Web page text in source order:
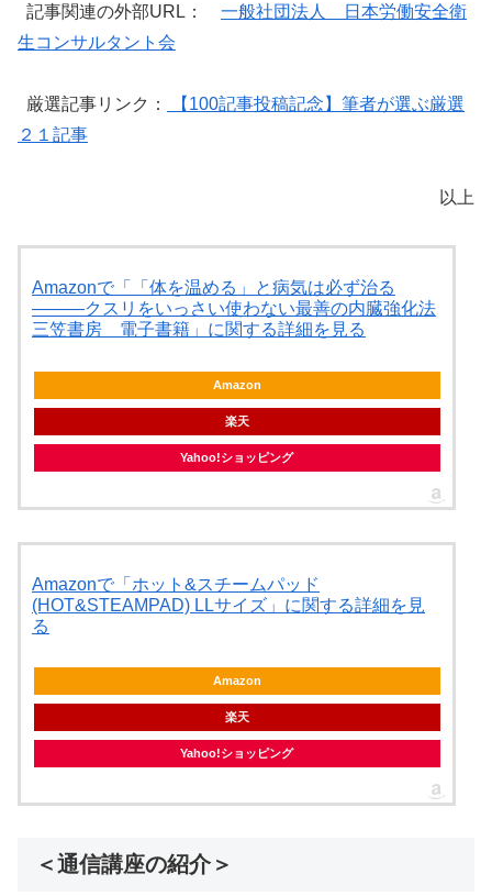
記事関連の外部URL： 一般社団法人 日本労働安全衛
生コンサルタント会
厳選記事リンク：
【100記事投稿記念】筆者が選ぶ厳選
２１記事
以上
Amazonで「「体を温める」と病気は必ず治る
―――クスリをいっさい使わない最善の内臓強化法
三笠書房 電子書籍」に関する詳細を見る
Amazon
楽天
Yahoo!ショッピング
Amazonで「ホット&スチームパッド
(HOT&STEAMPAD) LLサイズ」に関する詳細を見
る
Amazon
楽天
Yahoo!ショッピング
＜通信講座の紹介＞